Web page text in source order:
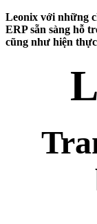
Leonix với những
ERP sẵn sàng hỗ
cũng như hiện